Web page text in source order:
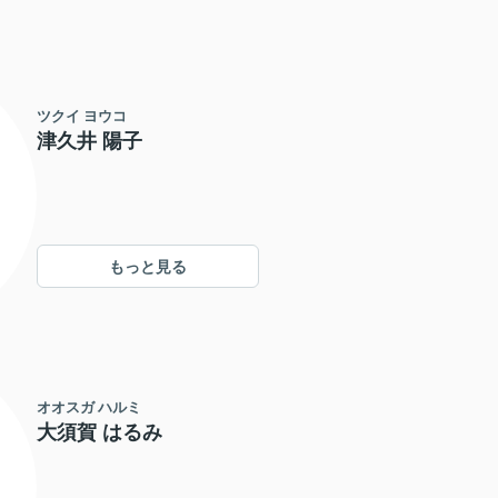
ツクイ ヨウコ
津久井 陽子
もっと見る
オオスガ ハルミ
大須賀 はるみ